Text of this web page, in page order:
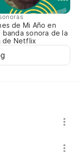
de Mi Año en
sonora de la
de Netflix